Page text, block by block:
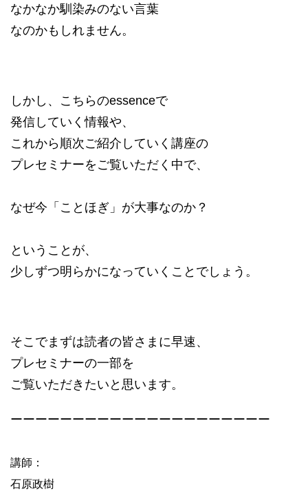
なかなか馴染みのない言葉
なのかもしれません。
しかし、こちらのessenceで
発信していく情報や、
これから順次ご紹介していく講座の
プレセミナーをご覧いただく中で、
なぜ今「ことほぎ」が大事なのか？
ということが、
少しずつ明らかになっていくことでしょう。
そこでまずは読者の皆さまに早速、
プレセミナーの一部を
ご覧いただきたいと思います。
ーーーーーーーーーーーーーーーーーーーーー
講師：
石原政樹